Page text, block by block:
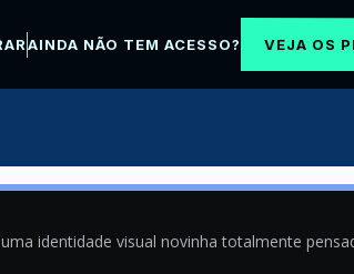
AINDA NÃO TEM ACESSO? VEJA OS
identidade visual novinha totalmente